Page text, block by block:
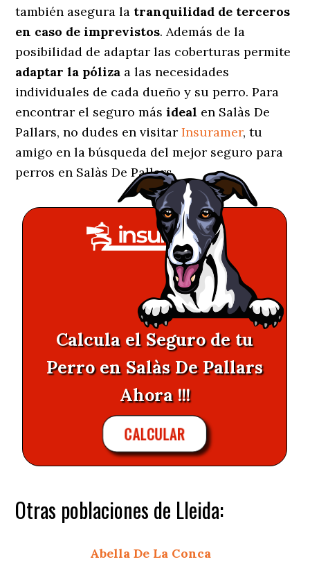
también asegura la tranquilidad de terceros
en caso de imprevistos. Además de la
posibilidad de adaptar las coberturas permite
adaptar la póliza a las necesidades
individuales de cada dueño y su perro. Para
encontrar el seguro másideal en Salàs De
Pallars, no dudes en visitarInsuramer, tu
amigo en la búsqueda del mejor seguro para
perros en Salàs De Pallars.
Calcula el Seguro de tu
Perro en Salàs De Pallars
Ahora !!!
CALCULAR
Otras poblaciones de Lleida:
Abella De La Conca